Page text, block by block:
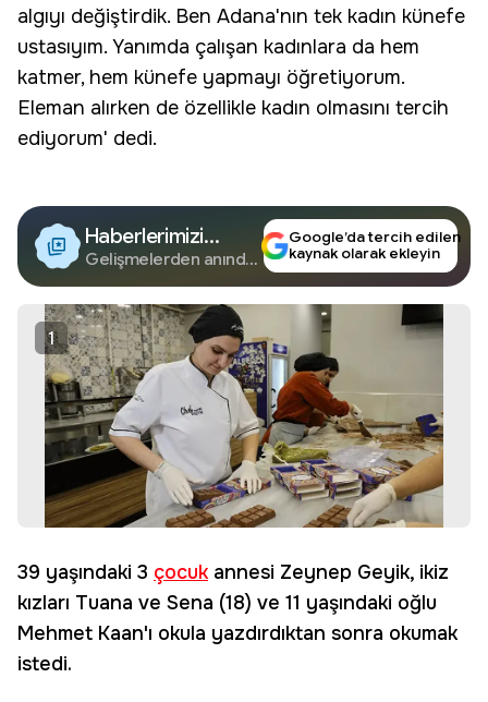
algıyı değiştirdik. Ben Adana'nın tek kadın künefe
ustasıyım. Yanımda çalışan kadınlara da hem
katmer, hem künefe yapmayı öğretiyorum.
Eleman alırken de özellikle kadın olmasını tercih
ediyorum' dedi.
Haberlerimizi
Google'da Takip
Edin
Gelişmelerden anında
Google’da tercih edilen
kaynak olarak ekleyin
1
39 yaşındaki 3 çocukannesi Zeynep Geyik, ikiz
kızları Tuana ve Sena (18) ve 11 yaşındaki oğlu
Mehmet Kaan'ı okula yazdırdıktan sonra okumak
istedi.